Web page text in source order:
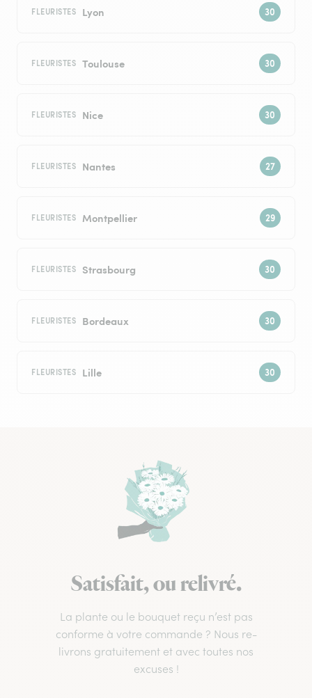
FLEURISTES Lyon
FLEURISTES Toulouse
FLEURISTES Nice
FLEURISTES Nantes
FLEURISTES Montpellier
FLEURISTES Strasbourg
FLEURISTES Bordeaux
FLEURISTES Lille
Satisfait, ou relivré.
La plante ou le bouquet reçu n’est pas
conforme à votre commande ? Nous re-
livrons gratuitement et avec toutes nos
excuses !